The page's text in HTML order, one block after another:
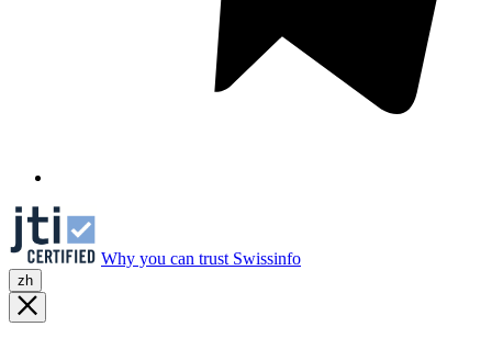
Why you can trust Swissinfo
zh